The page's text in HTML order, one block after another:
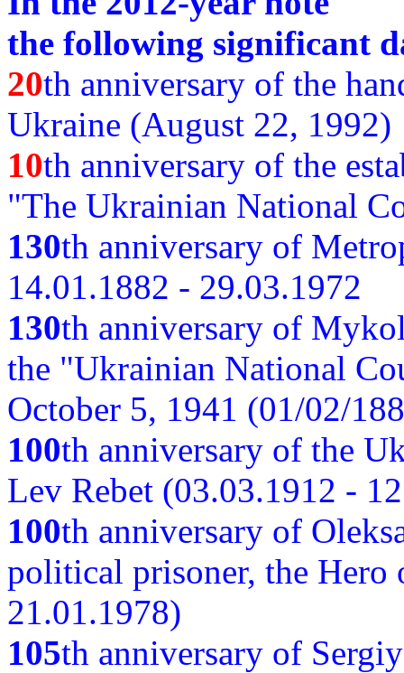
the following significant
20th anniversary of the
Ukraine (August 22, 1992)
10th anniversary of the
"The Ukrainian National
130th anniversary of
14.01.1882 - 29.03.1972
130th anniversary of
the "Ukrainian National
October 5, 1941 (01/02/
100th anniversary of the
Lev Rebet (03.03.1912 -
100th anniversary of
political prisoner, the
21.01.1978)
105th anniversary of